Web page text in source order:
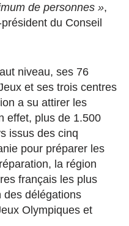
de personnes »,
du Conseil
niveau, ses 76
et ses trois centres
a su attirer les
effet, plus de 1.500
issus des cinq
pour préparer les
la région
français les plus
des délégations
Olympiques et